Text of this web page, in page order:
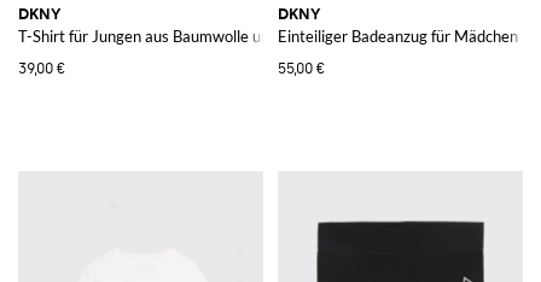
DKNY
T-Shirt für Jungen aus Baumwolle und Elasthan mit kontrastierendem
39,00 €
DKNY
Einteiliger Badeanzug für Mädchen
55,00 €